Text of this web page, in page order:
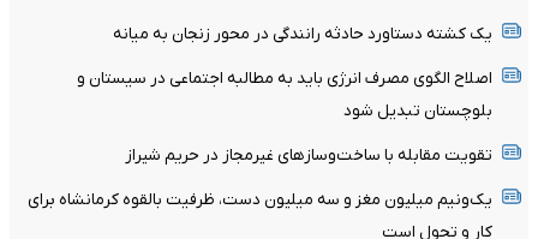
یک کشته دستاورد حادثه رانندگی در محور زنجان به میانه
اصلاح الگوی مصرف انرژی باید به مطالبه اجتماعی در سیستان و
بلوچستان تبدیل شود
تقویت مقابله با ساخت‌وسازهای غیرمجاز در حریم شیراز
یک‌ونیم میلیون مغز و سه میلیون دست، ظرفیت بالقوه کرمانشاه برای
کار و تحول است